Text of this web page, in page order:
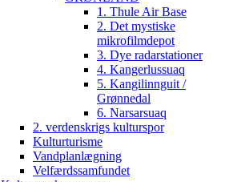
1. Thule Air Base
2. Det mystiske
mikrofilmdepot
3. Dye radarstationer
4. Kangerlussuaq
5. Kangilinnguit /
Grønnedal
6. Narsarsuaq
2. verdenskrigs kulturspor
Kulturturisme
Vandplanlægning
Velfærdssamfundet